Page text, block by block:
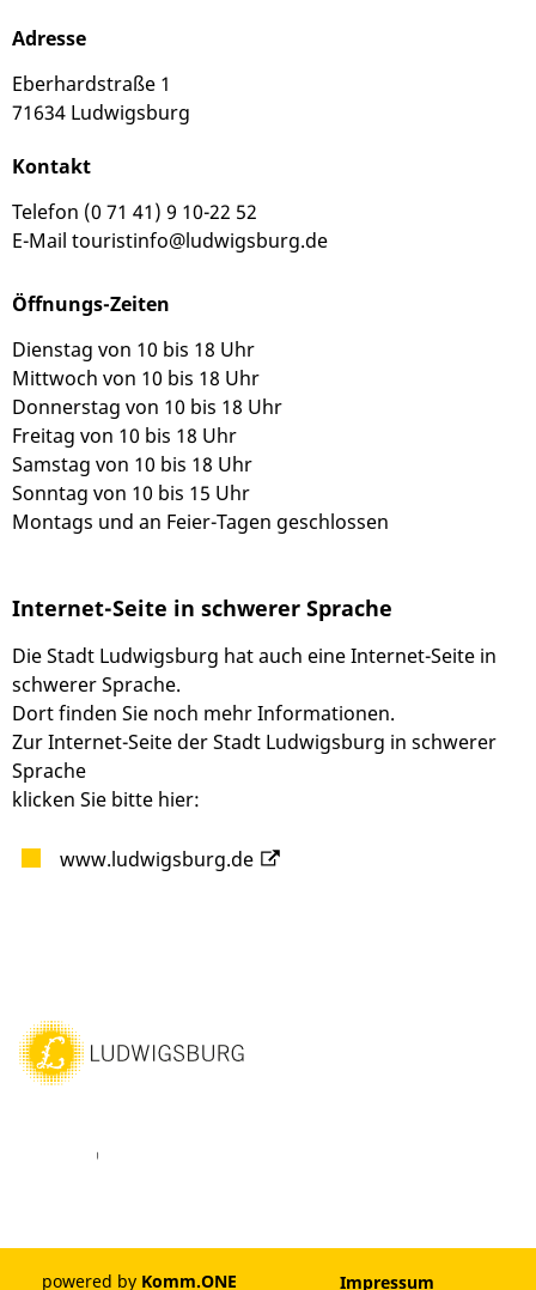
Adresse
Eberhardstraße 1
71634 Ludwigsburg
Kontakt
Telefon (0 71 41) 9 10-22 52
E-Mail touristinfo@ludwigsburg.de
Öffnungs-Zeiten
Dienstag von 10 bis 18 Uhr
Mittwoch von 10 bis 18 Uhr
Donnerstag von 10 bis 18 Uhr
Freitag von 10 bis 18 Uhr
Samstag von 10 bis 18 Uhr
Sonntag von 10 bis 15 Uhr
Montags und an Feier-Tagen geschlossen
Internet-Seite in schwerer Sprache
Die Stadt Ludwigsburg hat auch eine Internet-Seite in
schwerer Sprache.
Dort finden Sie noch mehr Informationen.
Zur Internet-Seite der Stadt Ludwigsburg in schwerer
Sprache
klicken Sie bitte hier:
www.ludwigsburg.de
Youtube
powered by Komm.ONE Impressum